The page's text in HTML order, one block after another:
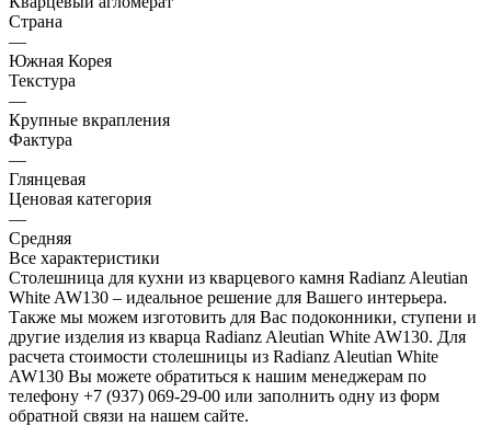
Страна
—
Южная Корея
Текстура
—
Крупные вкрапления
Фактура
—
Глянцевая
Ценовая категория
—
Средняя
Все характеристики
Столешница для кухни из кварцевого камня Radianz Aleutian
White AW130 – идеальное решение для Вашего интерьера.
Также мы можем изготовить для Вас подоконники, ступени и
другие изделия из кварца Radianz Aleutian White AW130. Для
расчета стоимости столешницы из Radianz Aleutian White
AW130 Вы можете обратиться к нашим менеджерам по
телефону +7 (937) 069-29-00 или заполнить одну из форм
обратной связи на нашем сайте.